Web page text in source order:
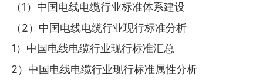
（1）中国电线电缆行业标准体系建设
（2）中国电线电缆行业现行标准分析
1）中国电线电缆行业现行标准汇总
2）中国电线电缆行业现行标准属性分析